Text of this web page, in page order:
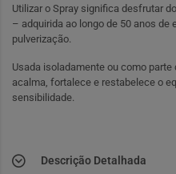
Utilizar o Spray significa desfrutar
– adquirida ao longo de 50 anos
pulverização.
Usada isoladamente ou como parte
acalma, fortalece e restabelece o
sensibilidade.
Descrição Detalhada